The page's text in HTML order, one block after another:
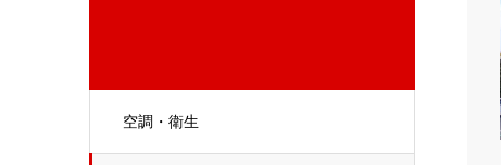
空調・衛生